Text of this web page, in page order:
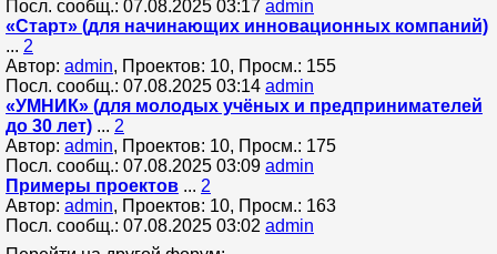
Посл. сообщ.: 07.08.2025 03:17 admin
«Старт» (для начинающих инновационных компаний)
... 2
Автор: admin, Проектов: 10, Просм.: 155
Посл. сообщ.: 07.08.2025 03:14 admin
«УМНИК» (для молодых учёных и предпринимателей
до 30 лет) ... 2
Автор: admin, Проектов: 10, Просм.: 175
Посл. сообщ.: 07.08.2025 03:09 admin
Примеры проектов ... 2
Автор: admin, Проектов: 10, Просм.: 163
Посл. сообщ.: 07.08.2025 03:02 admin